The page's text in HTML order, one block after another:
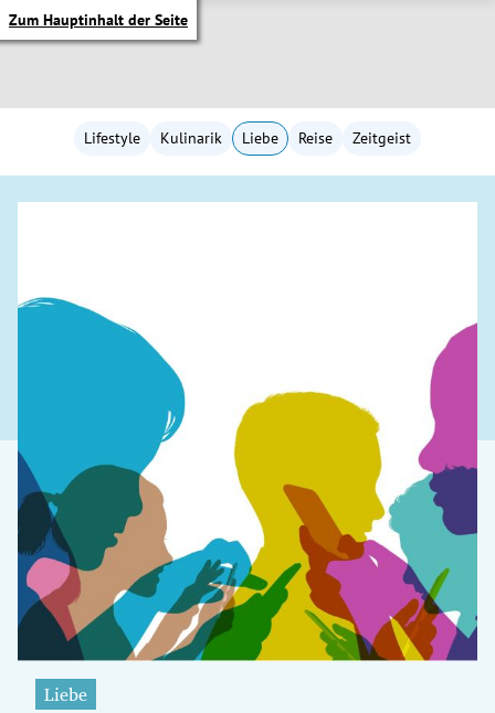
Zum Hauptinhalt der Seite
Untermenü
Untermenü
Untermenü
Untermenü
Untermenü
Lifestyle Kulinarik Liebe Reise Zeitgeist
Liebe